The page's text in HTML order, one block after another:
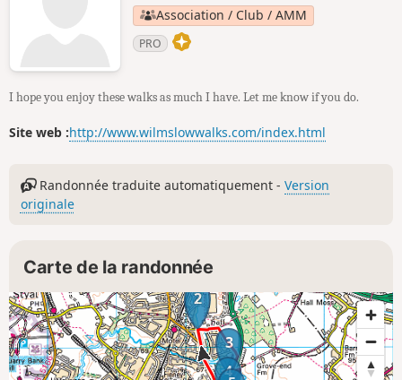
Association / Club / AMM
PRO
I hope you enjoy these walks as much I have. Let me know if you do.
Site web :http://www.wilmslowwalks.com/index.html
Randonnée traduite automatiquement -Version
originale
Carte de la randonnée
2
3
4